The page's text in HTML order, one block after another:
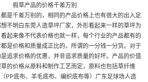
假草产品的价格千差万别
是千差万别的，相同的产品价格上也有很大的出入足
不明白东莞人造草坪厂家 ，外形看起来一样的草坪为
起来像不代表价格也就一样，每个行业的产品都有的
是价格和质量成正比的，所谓的一分钱一分货。对于
追求价格的优惠，并非追求质量的好坏。产品的价值
的价格从原料和制作工艺而定，原料也包括草纤维
PP底布、羊毛底布、编织底布等） 广东足球场人造